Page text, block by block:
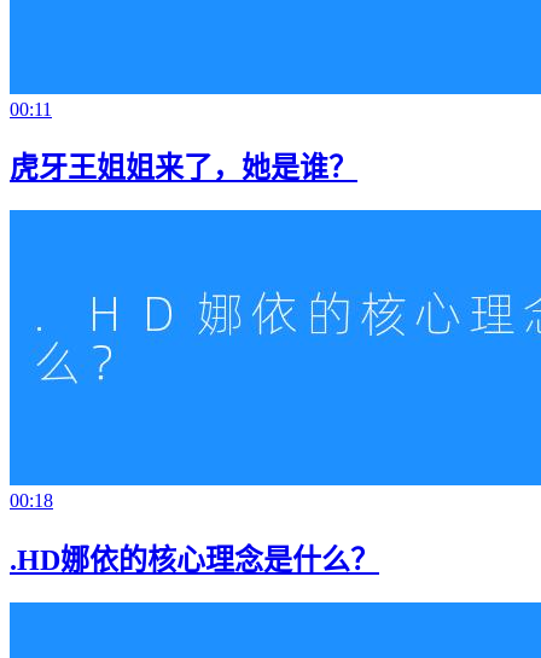
00:11
虎牙王姐姐来了，她是谁？
00:18
.HD娜依的核心理念是什么？